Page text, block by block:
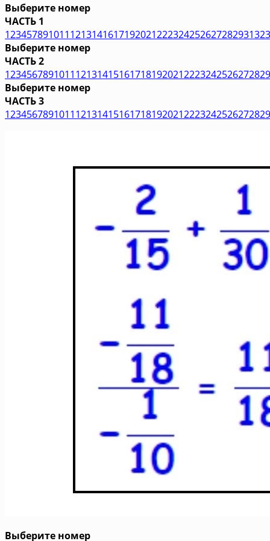
Выберите номер
ЧАСТЬ 1
123457891011121314161719202122232425262728293132
Выберите номер
ЧАСТЬ 2
1234567891011121314151617181920212223242526272829
Выберите номер
ЧАСТЬ 3
1234567891011121314151617181920212223242526272829
Выберите номер